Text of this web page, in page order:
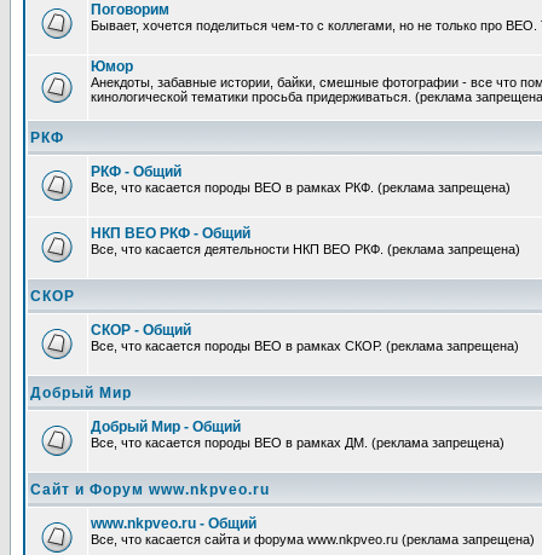
Поговорим
Бывает, хочется поделиться чем-то с коллегами, но не только про
Юмор
Анекдоты, забавные истории, байки, смешные фотографии - все что
кинологической тематики просьба придерживаться. (реклама
РКФ
РКФ - Общий
Все, что касается породы ВЕО в рамках РКФ. (реклама запрещена)
НКП ВЕО РКФ - Общий
Все, что касается деятельности НКП ВЕО РКФ. (реклама запрещена)
СКОР
СКОР - Общий
Все, что касается породы ВЕО в рамках СКОР. (реклама запрещена)
Добрый Мир
Добрый Мир - Общий
Все, что касается породы ВЕО в рамках ДМ. (реклама запрещена)
Сайт и Форум www.nkpveo.ru
www.nkpveo.ru - Общий
Все, что касается сайта и форума www.nkpveo.ru (реклама запрещена)